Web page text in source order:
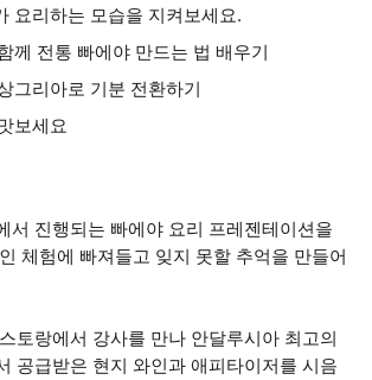
요리하는 모습을 지켜보세요.
께 전통 빠에야 만드는 법 배우기
그리아로 기분 전환하기
보세요
서 진행되는 빠에야 요리 프레젠테이션을
체험에 빠져들고 잊지 못할 추억을 만들어
토랑에서 강사를 만나 안달루시아 최고의
공급받은 현지 와인과 애피타이저를 시음